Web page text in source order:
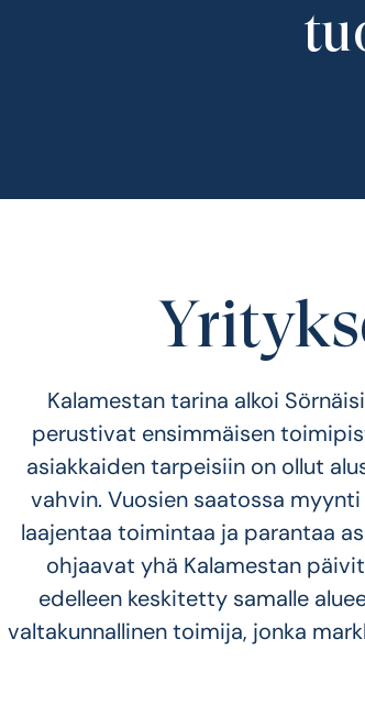
Kalamestan tarina alkoi
perustivat ensimmäisen
asiakkaiden tarpeisiin on ollut
vahvin. Vuosien saatossa
laajentaa toimintaa ja parantaa
ohjaavat yhä Kalamestan
edelleen keskitetty samalle
valtakunnallinen toimija, jonka